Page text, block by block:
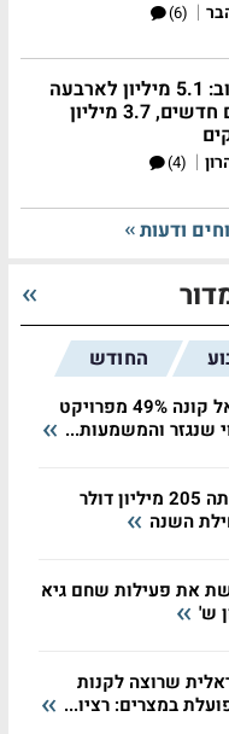
|
(6)
בורוכוב: 5.1 מיליון לארבעה
חדרים חדשים, 3.7 מיליון
|
(4)
ודעות
החודש
אמריקה ישראל קונה 49% מפרויקט
שנגזר והמשמעות...
נקסט ויז'ן חצתה 205 מיליון דולר
השנה
את פעילות שחם גיא
שרוצה לקנות
במצרים: רציו...